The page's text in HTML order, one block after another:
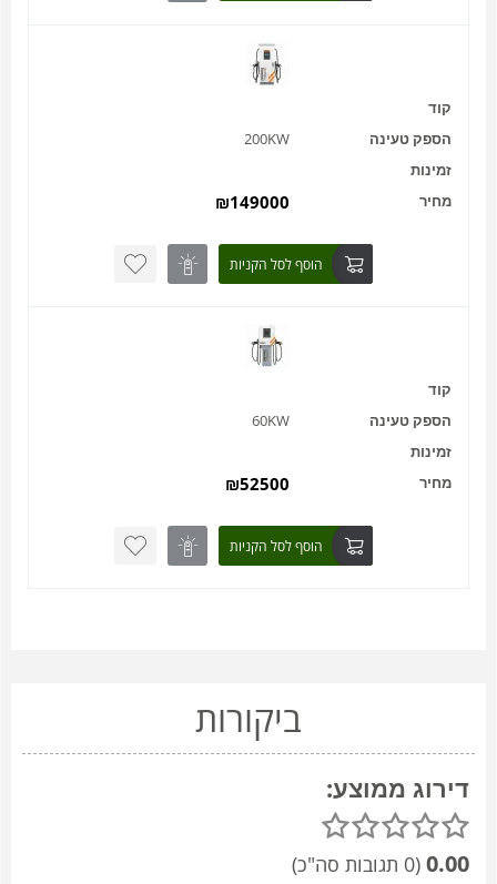
קוד
הספק טעינה
200KW
זמינות
מחיר
₪149000
הוסף לסל הקניות
קוד
הספק טעינה
60KW
זמינות
מחיר
₪52500
הוסף לסל הקניות
ביקורות
דירוג ממוצע:
0.00 (0 תגובות סה"כ)